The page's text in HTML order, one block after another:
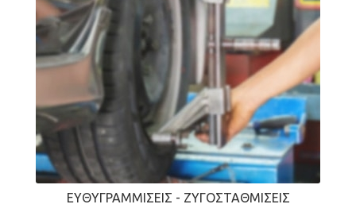
ΕΥΘΥΓΡΑΜΜΊΣΕΙΣ - ΖΥΓΟΣΤΑΘΜΊΣΕΙΣ